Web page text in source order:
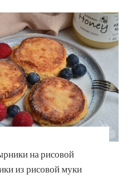
на рисовой
из рисовой муки